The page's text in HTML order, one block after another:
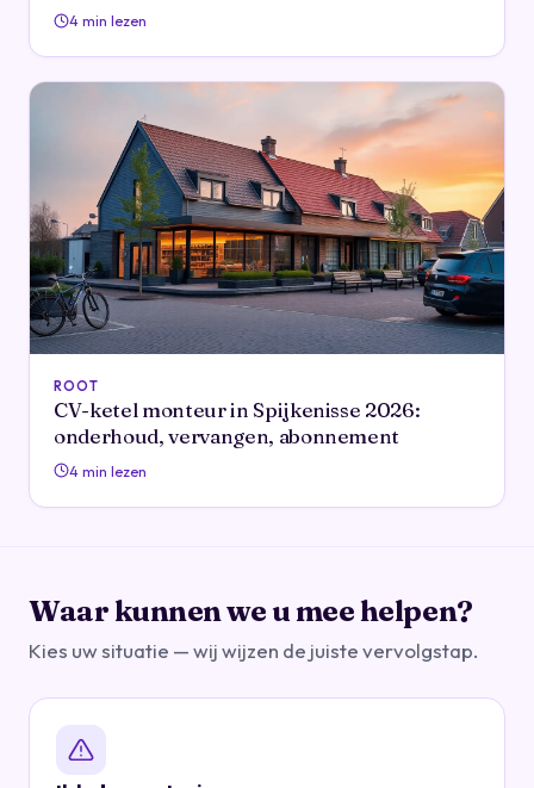
4 min lezen
ROOT
CV-ketel monteur in Spijkenisse 2026:
onderhoud, vervangen, abonnement
4 min lezen
Waar kunnen we u mee helpen?
Kies uw situatie — wij wijzen de juiste vervolgstap.